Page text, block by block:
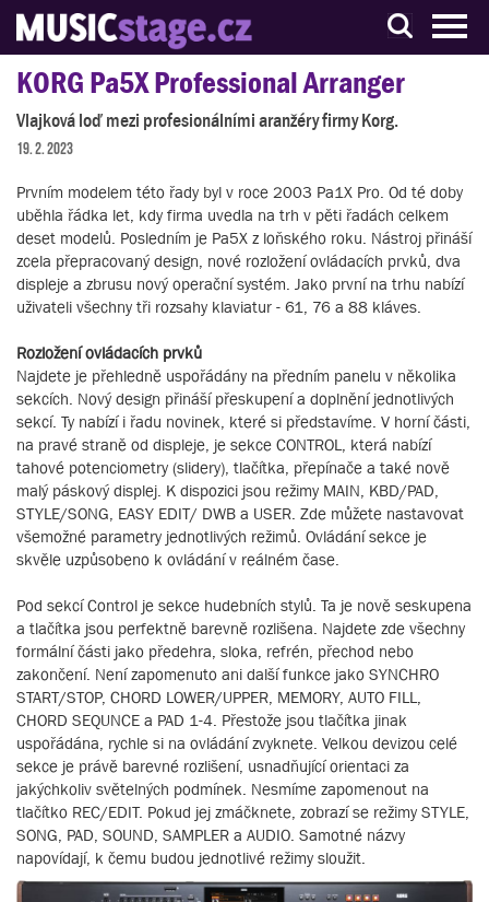
S muzikanty pro muzikanty
KORG Pa5X Professional Arranger
Vlajková loď mezi profesionálními aranžéry firmy Korg.
19. 2. 2023
Prvním modelem této řady byl v roce 2003 Pa1X Pro. Od té doby
uběhla řádka let, kdy firma uvedla na trh v pěti řadách celkem
deset modelů. Posledním je Pa5X z loňského roku. Nástroj přináší
zcela přepracovaný design, nové rozložení ovládacích prvků, dva
displeje a zbrusu nový operační systém. Jako první na trhu nabízí
uživateli všechny tři rozsahy klaviatur - 61, 76 a 88 kláves.
Rozložení ovládacích prvků
Najdete je přehledně uspořádány na předním panelu v několika
sekcích. Nový design přináší přeskupení a doplnění jednotlivých
sekcí. Ty nabízí i řadu novinek, které si představíme. V horní části,
na pravé straně od displeje, je sekce CONTROL, která nabízí
tahové potenciometry (slidery), tlačítka, přepínače a také nově
malý páskový displej. K dispozici jsou režimy MAIN, KBD/PAD,
STYLE/SONG, EASY EDIT/ DWB a USER. Zde můžete nastavovat
všemožné parametry jednotlivých režimů. Ovládání sekce je
skvěle uzpůsobeno k ovládání v reálném čase.
Pod sekcí Control je sekce hudebních stylů. Ta je nově seskupena
a tlačítka jsou perfektně barevně rozlišena. Najdete zde všechny
formální části jako předehra, sloka, refrén, přechod nebo
zakončení. Není zapomenuto ani další funkce jako SYNCHRO
START/STOP, CHORD LOWER/UPPER, MEMORY, AUTO FILL,
CHORD SEQUNCE a PAD 1-4. Přestože jsou tlačítka jinak
uspořádána, rychle si na ovládání zvyknete. Velkou devizou celé
sekce je právě barevné rozlišení, usnadňující orientaci za
jakýchkoliv světelných podmínek. Nesmíme zapomenout na
tlačítko REC/EDIT. Pokud jej zmáčknete, zobrazí se režimy STYLE,
SONG, PAD, SOUND, SAMPLER a AUDIO. Samotné názvy
napovídají, k čemu budou jednotlivé režimy sloužit.